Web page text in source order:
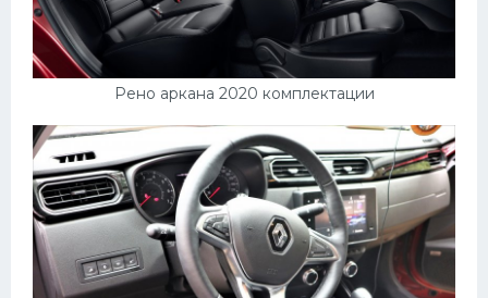
Рено аркана 2020 комплектации